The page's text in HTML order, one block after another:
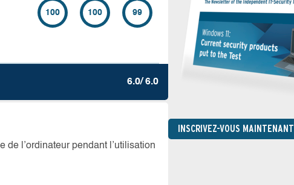
100 100 99
6.0/ 6.0
de l’ordinateur pendant l’utilisation
INSCRIVEZ-VOUS MAINTENANT